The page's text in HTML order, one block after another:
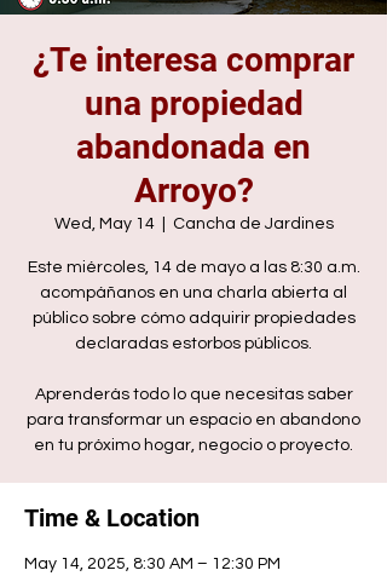
¿Te interesa comprar
una propiedad
abandonada en
Arroyo?
Wed, May 14
  |
Cancha de Jardines
Este miércoles, 14 de mayo a las 8:30 a.m.
acompáñanos en una charla abierta al
público sobre cómo adquirir propiedades
declaradas estorbos públicos.
Aprenderás todo lo que necesitas saber
para transformar un espacio en abandono
en tu próximo hogar, negocio o proyecto.
Time & Location
May 14, 2025, 8:30 AM – 12:30 PM